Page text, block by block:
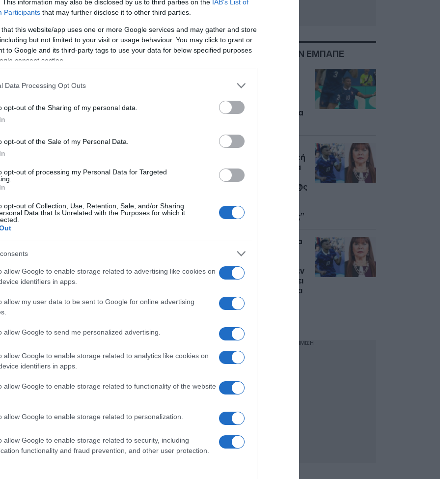
This information may also be disclosed by us to third parties on the IAB’s List of
Participants that may further disclose it to other third parties.
that this website/app uses one or more Google services and may gather and store
but not limited to your visit or usage behaviour. You may click to grant or
to Google and its third-party tags to use your data for below specified purposes
consent section.
Data Processing Opt Outs
opt-out of the Sharing of my personal data.
opt-out of the Sale of my Personal Data.
opt-out of processing my Personal Data for Targeted
opt-out of Collection, Use, Retention, Sale, and/or Sharing
Data that Is Unrelated with the Purposes for which it
allow Google to enable storage related to advertising like cookies on
identifiers in apps.
allow my user data to be sent to Google for online advertising
allow Google to send me personalized advertising.
allow Google to enable storage related to analytics like cookies on
identifiers in apps.
allow Google to enable storage related to functionality of the website
allow Google to enable storage related to personalization.
allow Google to enable storage related to security, including
functionality and fraud prevention, and other user protection.
στην απάντησή του στις προσβολές
και ανάξια του αξιώματος που
με «νομικές ενέργειες
ότι το πρόβλημα της δεν είναι η
του Εμπαπέ αναφερόμενη σε
τα χέρια μας στα σκ@@@, θα το
χαζοί. Καταλάβαμε πολύ καλά
δηλαδή εμείς όλοι».
xOqmRlwcio
και δεν γνωρίζω αν
μου. Ποιος είσαι εσύ ώστε να με
δεν με γνωρίζεις καν; Πρόκειται
βία εναντίον μιας γυναίκας που
ψήφου. Ακριβώς επειδή με
επιτίθεσαι στο χρώμα μου, ούτε στις
στην ιδιότητά μου ως γυναίκας και
είπες, τίμησε τη γαλλική σου ιδιότητα
Διαφορετικά, θα προχωρήσω σε
ΣΧΕΤΙΚΑ ΜΕ:ΚΙΛΙΑΝ ΕΜΠΑΠΕ
ιστορία και έγινε ο
όλων των εποχών –
Περιμένει να δει τι θα
Νέο παραλήρημα
από την Γερουσιαστή
στην Παραγουάη για
τον Κιλιάν Εμπαπέ:
“Αυτός ο πουτ@@@ς
χέρι στον
τερματοφύλακά μας”
Συνεχίζει την κόντρα
με τον Εμπαπέ η
την Παραγουάη: “Δεν
ξέρει καν πού πέφτει
η χώρα μου – Ας βρει
δικηγόρο η γαλλική
ομοσπονδία
ΔΙΑΦΗΜΙΣΗ